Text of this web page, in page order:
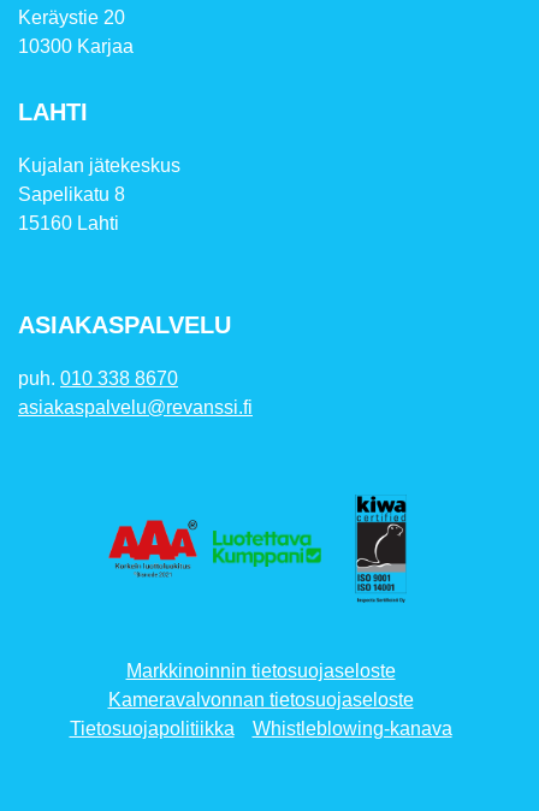
Keräystie 20
10300 Karjaa
LAHTI
Kujalan jätekeskus
Sapelikatu 8
15160 Lahti
ASIAKASPALVELU
puh. 010 338 8670
asiakaspalvelu@revanssi.fi
Markkinoinnin tietosuojaseloste
Kameravalvonnan tietosuojaseloste
Tietosuojapolitiikka
Whistleblowing-kanava